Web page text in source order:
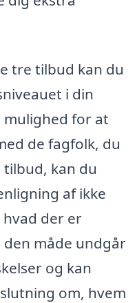
tre tilbud kan du
i din
mulighed for at
de fagfolk, du
kan du
af ikke
der er
den måde undgår
og kan
om, hvem